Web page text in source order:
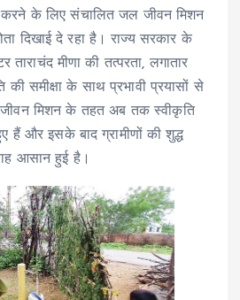
करने के लिए संचालित जल जीवन मिशन
दिखाई दे रहा है। राज्य सरकार के
ताराचंद मीणा की तत्परता, लगातार
समीक्षा के साथ प्रभावी प्रयासों से
मिशन के तहत अब तक स्वीकृति
हैं और इसके बाद ग्रामीणों की शुद्ध
आसान हुई है।